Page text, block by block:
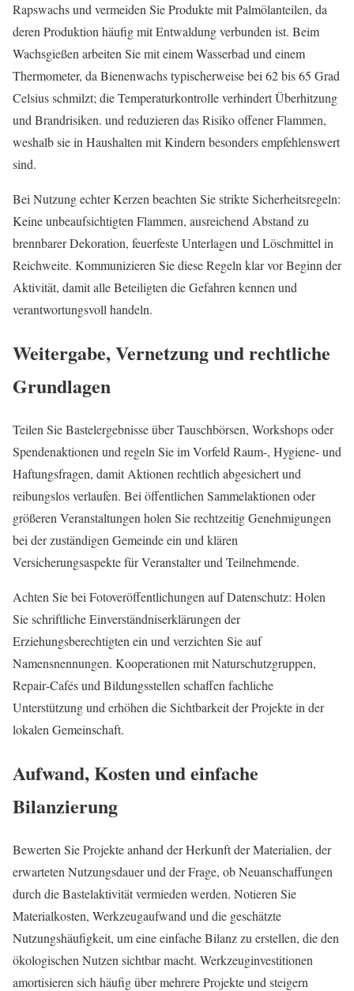
Rapswachs und vermeiden Sie Produkte mit Palmölanteilen, da
deren Produktion häufig mit Entwaldung verbunden ist. Beim
Wachsgießen arbeiten Sie mit einem Wasserbad und einem
Thermometer, da Bienenwachs typischerweise bei 62 bis 65 Grad
Celsius schmilzt; die Temperaturkontrolle verhindert Überhitzung
und Brandrisiken. und reduzieren das Risiko offener Flammen,
weshalb sie in Haushalten mit Kindern besonders empfehlenswert
sind.
Bei Nutzung echter Kerzen beachten Sie strikte Sicherheitsregeln:
Keine unbeaufsichtigten Flammen, ausreichend Abstand zu
brennbarer Dekoration, feuerfeste Unterlagen und Löschmittel in
Reichweite. Kommunizieren Sie diese Regeln klar vor Beginn der
Aktivität, damit alle Beteiligten die Gefahren kennen und
verantwortungsvoll handeln.
Weitergabe, Vernetzung und rechtliche
Grundlagen
Teilen Sie Bastelergebnisse über Tauschbörsen, Workshops oder
Spendenaktionen und regeln Sie im Vorfeld Raum-, Hygiene- und
Haftungsfragen, damit Aktionen rechtlich abgesichert und
reibungslos verlaufen. Bei öffentlichen Sammelaktionen oder
größeren Veranstaltungen holen Sie rechtzeitig Genehmigungen
bei der zuständigen Gemeinde ein und klären
Versicherungsaspekte für Veranstalter und Teilnehmende.
Achten Sie bei Fotoveröffentlichungen auf Datenschutz: Holen
Sie schriftliche Einverständniserklärungen der
Erziehungsberechtigten ein und verzichten Sie auf
Namensnennungen. Kooperationen mit Naturschutzgruppen,
Repair‑Cafés und Bildungsstellen schaffen fachliche
Unterstützung und erhöhen die Sichtbarkeit der Projekte in der
lokalen Gemeinschaft.
Aufwand, Kosten und einfache
Bilanzierung
Bewerten Sie Projekte anhand der Herkunft der Materialien, der
erwarteten Nutzungsdauer und der Frage, ob Neuanschaffungen
durch die Bastelaktivität vermieden werden. Notieren Sie
Materialkosten, Werkzeugaufwand und die geschätzte
Nutzungshäufigkeit, um eine einfache Bilanz zu erstellen, die den
ökologischen Nutzen sichtbar macht. Werkzeuginvestitionen
amortisieren sich häufig über mehrere Projekte und steigern